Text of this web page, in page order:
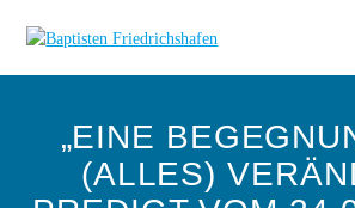
„EINE
(ALLES)